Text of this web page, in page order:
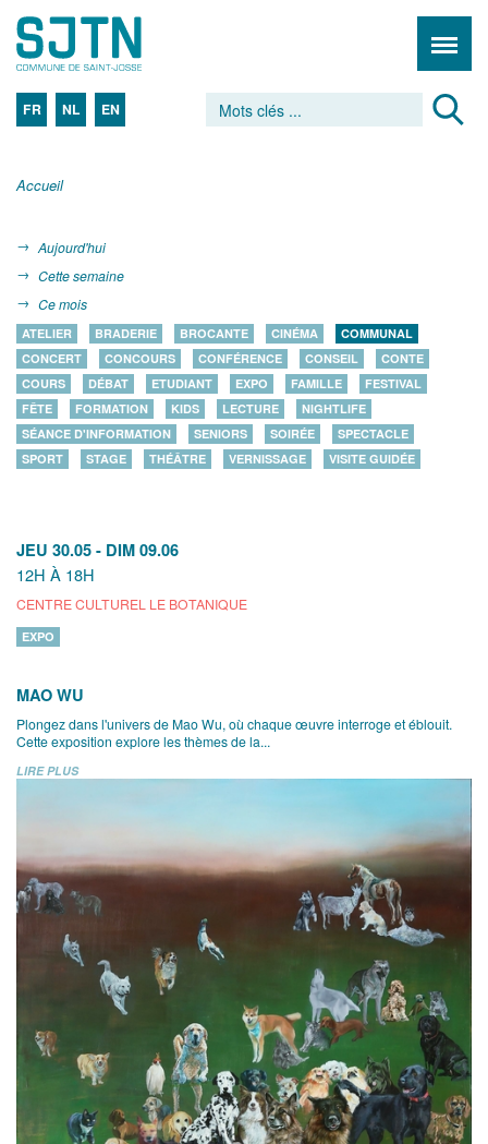
FR NL EN
Accueil
Aujourd'hui
Cette semaine
Ce mois
ATELIER BRADERIE BROCANTE CINÉMA
COMMUNAL
CONCERT
CONCOURS CONFÉRENCE CONSEIL
CONTE
COURS
DÉBAT ETUDIANT EXPO FAMILLE
FESTIVAL
FÊTE
FORMATION KIDS LECTURE
NIGHTLIFE
SÉANCE D'INFORMATION
SENIORS SOIRÉE
SPECTACLE
SPORT
STAGE THÉÂTRE VERNISSAGE VISITE GUIDÉE
JEU 30.05 - DIM 09.06
12H À 18H
CENTRE CULTUREL LE BOTANIQUE
EXPO
MAO WU
Plongez dans l'univers de Mao Wu, où chaque œuvre interroge et éblouit.
Cette exposition explore les thèmes de la...
LIRE PLUS